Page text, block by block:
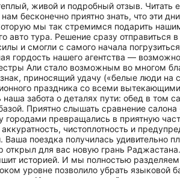
живой и подробный отзыв.
бесконечно приятно знать, что эти
мы так стремимся подарить
авто тура. Решение сразу
и смогли с самого начала
гордость нашего агентства —
Али стало возможным во многом
приносящий удачу («белые люди на
праздника со всеми
забота о деталях пути: обед в том
Приятно слышать сравнение
превращались в приятную
чистоплотность и
поездка получилась удивительно
открыл для вас новую грань
историей. И мы полностью
уровне позволило убрать языковой